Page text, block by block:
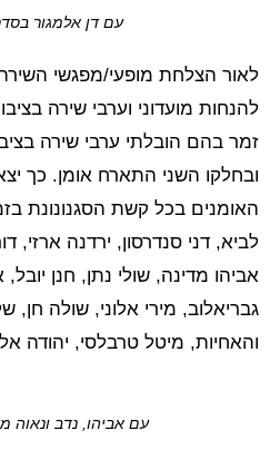
עם דן אלמגור
לאור הצלחת מופעי/מפגשי השירה
להנחות מועדוני וערבי שירה
זמר בהם הובלתי ערבי שירה
ובחלקו השני התארח אומן. כך
האומנים בכל קשת הסגנונונת
לביא, דני סנדרסון, ירדנה ארזי,
אביהו מדינה, שולי נתן, חנן יובל,
גבריאלוב, מירי אלוני, שולה חן,
והאחיות, מיטל טרבלסי, יהודה
עם אביהו, נדב ונאוה